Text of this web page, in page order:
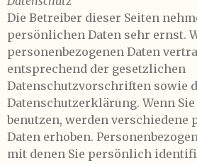
Die Betreiber dieser Seiten
persönlichen Daten sehr ernst.
personenbezogenen Daten
entsprechend der gesetzlichen
Datenschutzvorschriften sowie
Datenschutzerklärung. Wenn Sie
benutzen, werden verschiedene
Daten erhoben.
mit denen Sie persönlich